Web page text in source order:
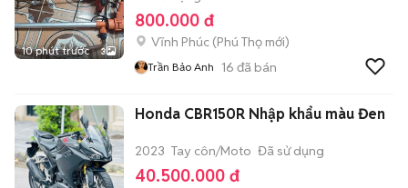
10 phút trước 3
800.000 đ
Vĩnh Phúc (Phú Thọ mới)
Trần Bảo Anh 16 đã bán
Honda CBR150R Nhập khẩu màu Đen
2023 Tay côn/Moto Đã sử dụng
40.500.000 đ